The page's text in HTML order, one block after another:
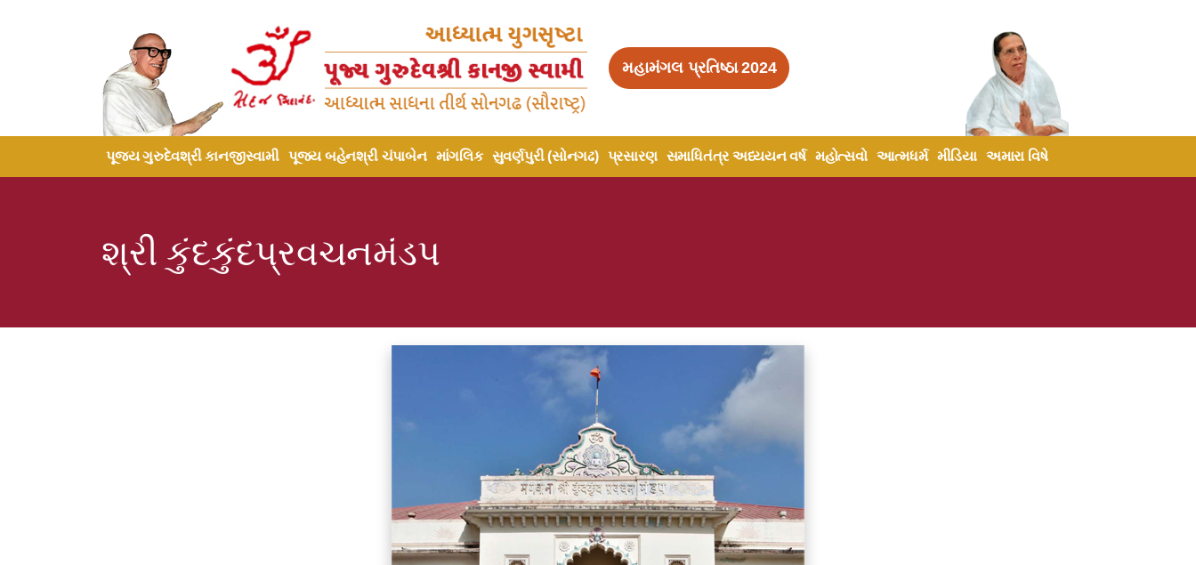
મહામંગલ પ્રતિષ્ઠા 2024
પૂજ્ય ગુરુદેવશ્રી કાનજીસ્વામી પૂજ્ય બહેનશ્રી ચંપાબેન માંગલિક સુવર્ણપુરી (સોનગઢ) પ્રસારણ સમાધિતંત્ર અધ્યયન વર્ષ મહોત્સવો આત્મધર્મ મીડિયા અમારા વિષે
શ્રી કુંદકુંદપ્રવચનમંડપ